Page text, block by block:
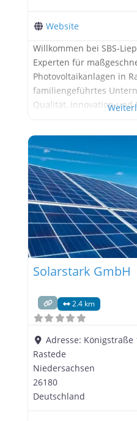
Website
Willkommen bei SBS-
Experten für
Photovoltaikanlagen in
familiengeführtes
Qualität, Innovation und
Blitzschutz und
Ihnen nachhaltige
auf Ihre Bedürfnisse
GmbH: Ihr
Rastede Photovoltaik ist
Methoden zur
Solarstark GmbH
2.4 km
Adresse: Königstraße
Rastede
Niedersachsen
26180
Deutschland